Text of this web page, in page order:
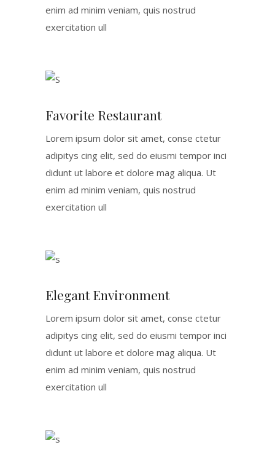
enim ad minim veniam, quis nostrud
exercitation ull
Favorite Restaurant
Lorem ipsum dolor sit amet, conse ctetur
adipitys cing elit, sed do eiusmi tempor inci
didunt ut labore et dolore mag aliqua. Ut
enim ad minim veniam, quis nostrud
exercitation ull
Elegant Environment
Lorem ipsum dolor sit amet, conse ctetur
adipitys cing elit, sed do eiusmi tempor inci
didunt ut labore et dolore mag aliqua. Ut
enim ad minim veniam, quis nostrud
exercitation ull